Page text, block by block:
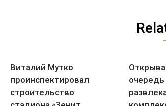
Виталий Мутко
проинспектировал
строительство
очередь